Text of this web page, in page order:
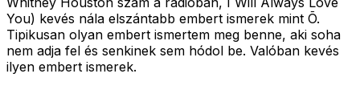
You) kevés nála elszántabb embert ismerek mint Õ.
Tipikusan olyan embert ismertem meg benne, aki soha
nem adja fel és senkinek sem hódol be. Valóban kevés
ilyen embert ismerek.